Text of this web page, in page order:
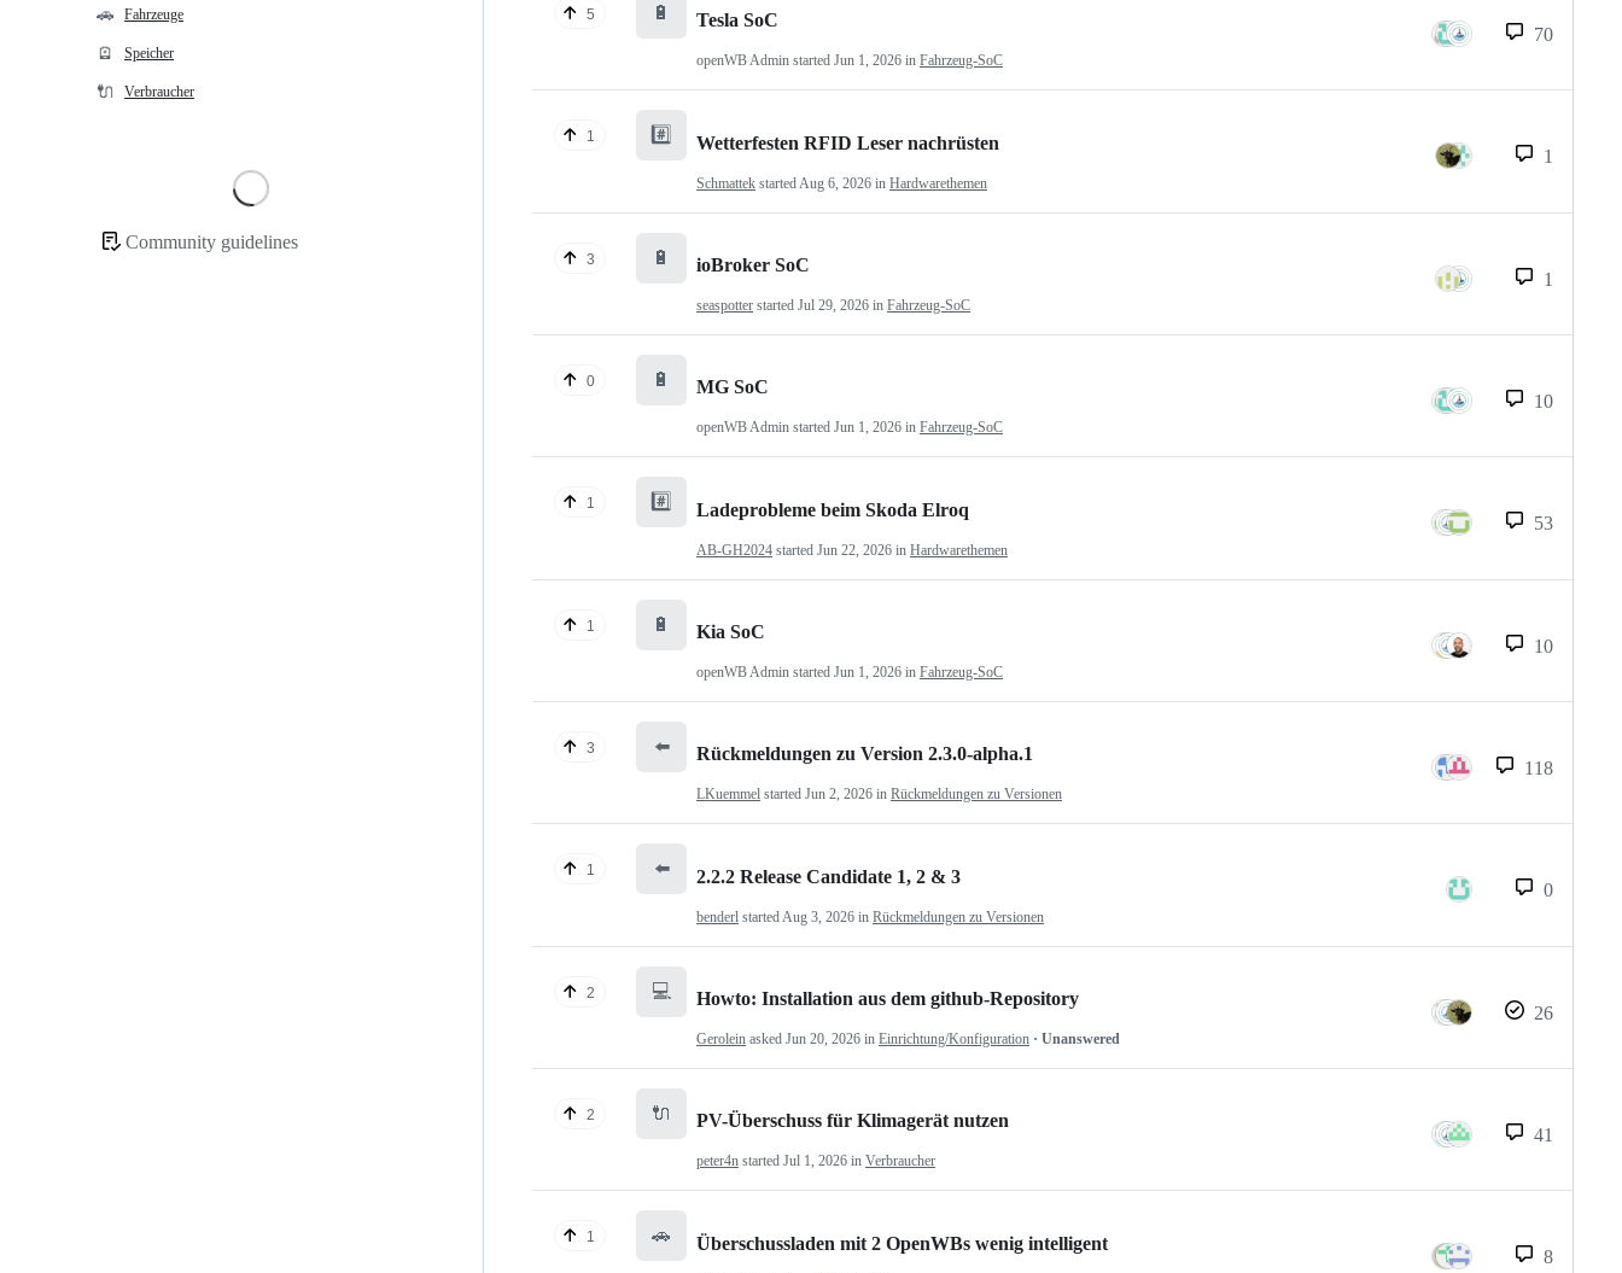
🚗
Fahrzeuge
🪫 Speicher
🔌 Verbraucher
Community guidelines
5 🔋 Tesla SoC
openWB Admin started Jun 1, 2026 in Fahrzeug-SoC
70
1 #️⃣ Wetterfesten RFID Leser nachrüsten
Schmattek started Aug 6, 2026 in Hardwarethemen
1
3 🔋 ioBroker SoC
seaspotter started Jul 29, 2026 in Fahrzeug-SoC
1
0 🔋 MG SoC
openWB Admin started Jun 1, 2026 in Fahrzeug-SoC
10
1 #️⃣ Ladeprobleme beim Skoda Elroq
AB-GH2024 started Jun 22, 2026 in Hardwarethemen
53
1 🔋 Kia SoC
openWB Admin started Jun 1, 2026 in Fahrzeug-SoC
10
3 ⬅️ Rückmeldungen zu Version 2.3.0-alpha.1
LKuemmel started Jun 2, 2026 in Rückmeldungen zu Versionen
118
1 ⬅️ 2.2.2 Release Candidate 1, 2 & 3
benderl started Aug 3, 2026 in Rückmeldungen zu Versionen
0
2 💻 Howto: Installation aus dem github-Repository
Gerolein asked Jun 20, 2026 in Einrichtung/Konfiguration · Unanswered
26
2 🔌 PV-Überschuss für Klimagerät nutzen
peter4n started Jul 1, 2026 in Verbraucher
41
1 🚗 Überschussladen mit 2 OpenWBs wenig intelligent
8